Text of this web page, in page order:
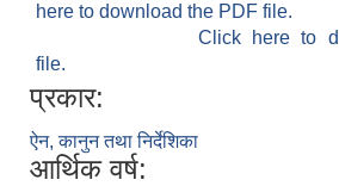
here to download the PDF file.
Click here to
file.
प्रकार:
ऐन, कानुन तथा निर्देशिका
आर्थिक वर्ष: